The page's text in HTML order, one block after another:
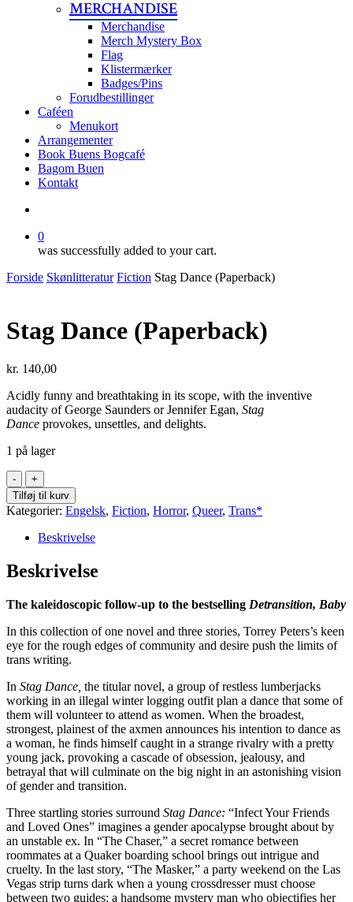
MERCHANDISE
Merchandise
Merch Mystery Box
Flag
Klistermærker
Badges/Pins
Forudbestillinger
Caféen
Menukort
Arrangementer
Book Buens Bogcafé
Bagom Buen
Kontakt
0
was successfully added to your cart.
Forside Skønlitteratur Fiction Stag Dance (Paperback)
Stag Dance (Paperback)
kr. 140,00
Acidly funny and breathtaking in its scope, with the inventive
audacity of George Saunders or Jennifer Egan, Stag
Dance provokes, unsettles, and delights.
1 på lager
Stag
Dance
(Paperback)
antal
Tilføj til kurv
Kategorier: Engelsk, Fiction, Horror, Queer, Trans*
Beskrivelse
Beskrivelse
The kaleidoscopic follow-up to the bestselling Detransition, Baby
In this collection of one novel and three stories, Torrey Peters’s keen
eye for the rough edges of community and desire push the limits of
trans writing.
In Stag Dance, the titular novel, a group of restless lumberjacks
working in an illegal winter logging outfit plan a dance that some of
them will volunteer to attend as women. When the broadest,
strongest, plainest of the axmen announces his intention to dance as
a woman, he finds himself caught in a strange rivalry with a pretty
young jack, provoking a cascade of obsession, jealousy, and
betrayal that will culminate on the big night in an astonishing vision
of gender and transition.
Three startling stories surround Stag Dance: “Infect Your Friends
and Loved Ones” imagines a gender apocalypse brought about by
an unstable ex. In “The Chaser,” a secret romance between
roommates at a Quaker boarding school brings out intrigue and
cruelty. In the last story, “The Masker,” a party weekend on the Las
Vegas strip turns dark when a young crossdresser must choose
between two guides: a handsome mystery man who objectifies her